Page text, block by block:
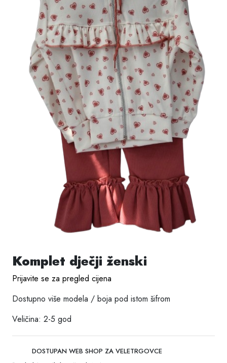
Komplet dječji ženski
Prijavite se za pregled cijena
Dostupno više modela / boja pod istom šifrom
Veličina: 2-5 god
DOSTUPAN WEB SHOP ZA VELETRGOVCE